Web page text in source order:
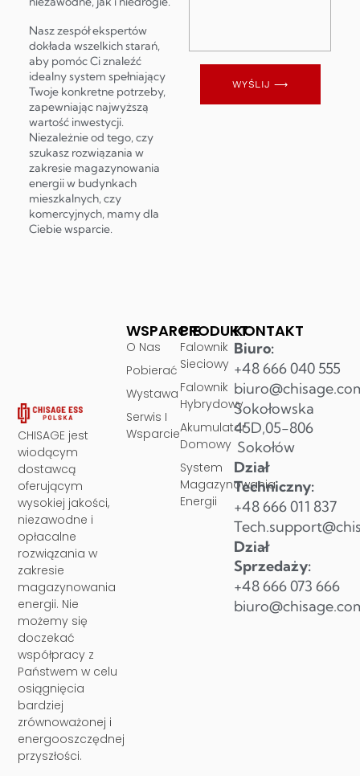
Nasz zespół ekspertów
dokłada wszelkich starań,
aby pomóc Ci znaleźć
idealny system spełniający
Twoje konkretne potrzeby,
zapewniając najwyższą
wartość inwestycji.
Niezależnie od tego, czy
szukasz rozwiązania w
zakresie magazynowania
energii w budynkach
mieszkalnych, czy
komercyjnych, mamy dla
Ciebie wsparcie.
WYŚLIJ ⟶
CHISAGE jest
wiodącym
dostawcą
oferującym
wysokiej jakości,
niezawodne i
opłacalne
rozwiązania w
zakresie
magazynowania
energii. Nie
możemy się
doczekać
współpracy z
Państwem w celu
osiągnięcia
bardziej
zrównoważonej i
energooszczędnej
przyszłości.
PRODUKT
Falownik
Sieciowy
Falownik
Hybrydowy
Akumulator
Domowy
System
Magazynowania
Energii
WSPARCIE
O Nas
Pobierać
Wystawa
Serwis I
Wsparcie
KONTAKT
Biuro:
+48 666 040 555
Sokołowska
45D,05-806
Sokołów
Dział
Techniczny:
+48 666 011 837
Dział
Sprzedaży:
+48 666 073 666